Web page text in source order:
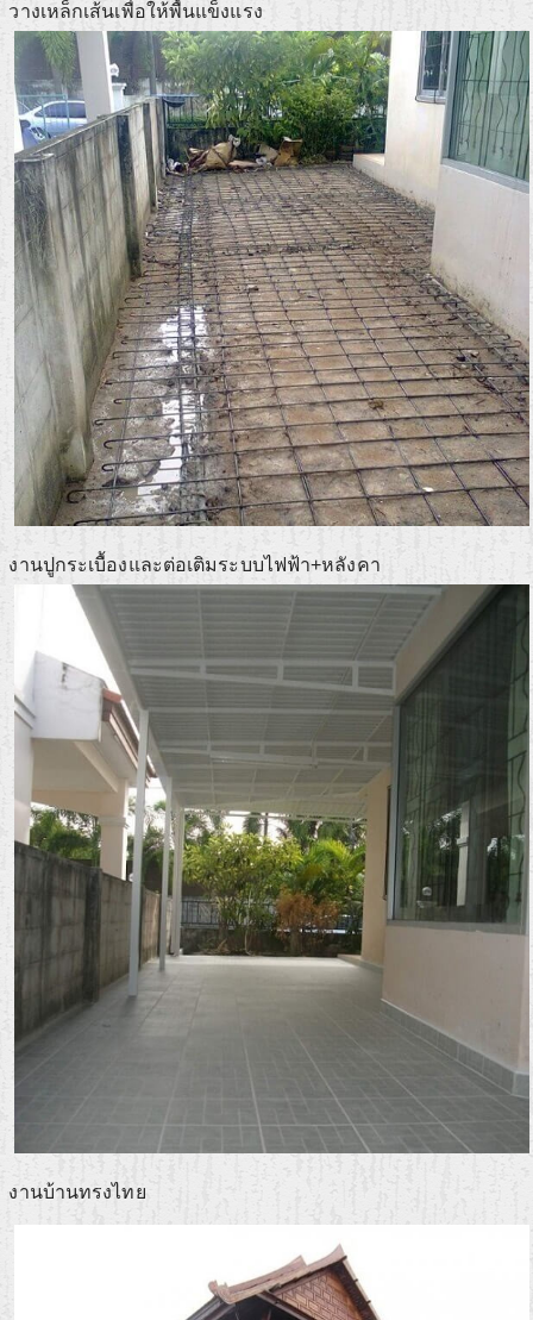
วางเหล็กเส้นเพื่อให้พื้นแข็งแรง
งานปูกระเบื้องและต่อเติมระบบไฟฟ้า+หลังคา
งานบ้านทรงไทย